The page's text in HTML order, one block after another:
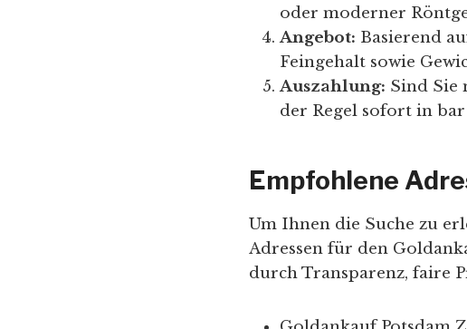
oder moderner
Angebot: Basierend
Feingehalt sowie
Auszahlung: Sind Sie
der Regel sofort in
Empfohlene
Um Ihnen die Suche zu
Adressen für den
durch Transparenz, faire